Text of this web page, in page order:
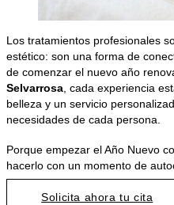
Los tratamientos profesionales
estético: son una forma de
de comenzar el nuevo año
Selvarrosa , cada experiencia
belleza y un servicio
necesidades de cada persona.
Porque empezar el Año Nuevo
hacerlo con un momento de
Solicita ahora tu cita